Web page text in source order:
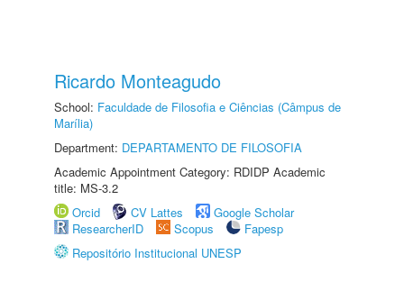
Ricardo Monteagudo
School: Faculdade de Filosofia e Ciências (Câmpus de
Marília)
Department: DEPARTAMENTO DE FILOSOFIA
Academic Appointment Category: RDIDP Academic
title: MS-3.2
Orcid
CV Lattes
Google Scholar
ResearcherID
Scopus
Fapesp
Repositório Institucional UNESP